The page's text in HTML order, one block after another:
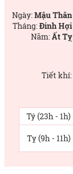
Ngày:Mậu Thân
Tháng:Đinh Hợi
Năm:Ất Tỵ
Tiết khí:
Tý (23h - 1h)
Tỵ (9h - 11h)